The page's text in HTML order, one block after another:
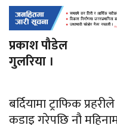
प्रकाश पौडेल
गुलरिया ।
बर्दियामा ट्राफिक
कडाइ गरेपछि नौ